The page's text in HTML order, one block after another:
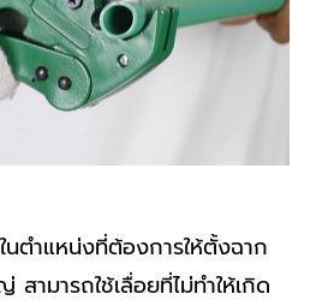
นตำแหน่งที่ต้องการให้ตั้งฉาก
สามารถใช้เลื่อยที่ไม่ทำให้เกิด